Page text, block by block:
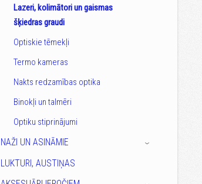
Lazeri, kolimātori un gaismas
šķiedras graudi
Optiskie tēmekļi
Termo kameras
Nakts redzamības optika
Binokļi un talmēri
Optiku stiprinājumi
NAŽI UN ASINĀMIE ›
LUKTURI, AUSTIŅAS